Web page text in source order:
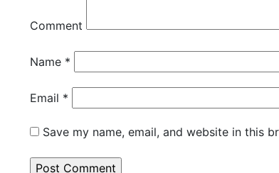
Comment
Name *
Email *
Save my name, email, and website in this